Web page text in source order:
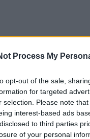
Process My
opt-out of the sale,
for targeted
selection. Please note
interest-based ads
to third parties
of your personal
galės pamatyti
naudotus
atsakas į pinigų